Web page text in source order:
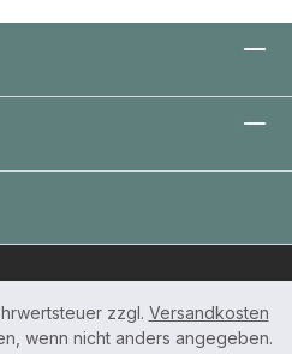
zzgl. Versandkosten
wenn nicht anders angegeben.